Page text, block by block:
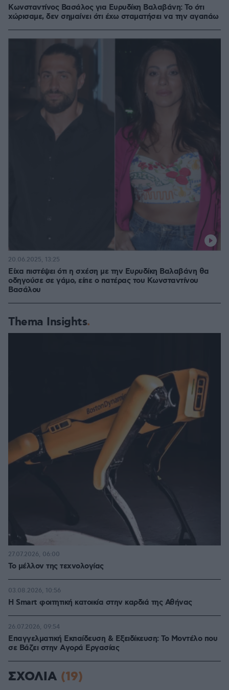
Κωνσταντίνος Βασάλος για Ευρυδίκη Βαλαβάνη: Το ότι
χώρισαμε, δεν σημαίνει ότι έχω σταματήσει να την αγαπάω
Είχα πιστέψει ότι η σχέση με την Ευρυδίκη Βαλαβάνη θα
οδηγούσε σε γάμο, είπε ο πατέρας του Κωνσταντίνου
Βασάλου
20.06.2025, 13:25
Thema Insights
Το μέλλον της τεχνολογίας
27.07.2026, 06:00
Η Smart φοιτητική κατοικία στην καρδιά της Αθήνας
03.08.2026, 10:56
Επαγγελματική Εκπαίδευση & Εξειδίκευση: Το Mοντέλο που
σε Bάζει στην Aγορά Eργασίας
26.07.2026, 09:54
ΣΧΟΛΙΑ (19)